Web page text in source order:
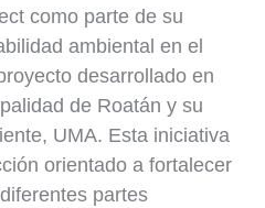
como parte de su
ambiental en el
desarrollado en
de Roatán y su
UMA. Esta iniciativa
orientado a fortalecer
partes